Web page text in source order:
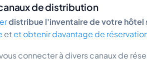
de distribution
distribue l'inventaire de votre hôtel
etet obtenir davantage de
connecter à divers canaux de